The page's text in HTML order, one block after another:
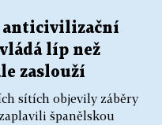
anticivilizační
líp než
zaslouží
sítích objevily záběry
španělskou